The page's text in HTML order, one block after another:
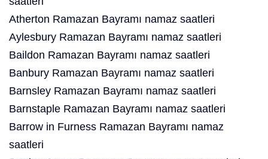
Atherton Ramazan Bayramı namaz saatleri
Aylesbury Ramazan Bayramı namaz saatleri
Baildon Ramazan Bayramı namaz saatleri
Banbury Ramazan Bayramı namaz saatleri
Barnsley Ramazan Bayramı namaz saatleri
Barnstaple Ramazan Bayramı namaz saatleri
Barrow in Furness Ramazan Bayramı namaz
saatleri